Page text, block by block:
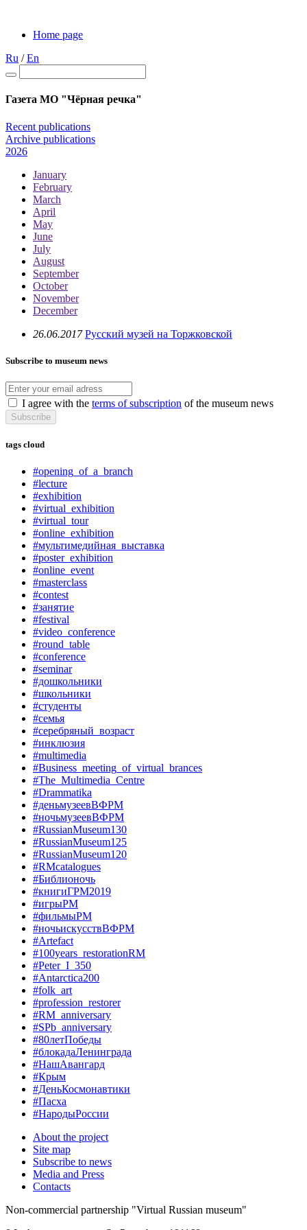
Home page
Ru /En
Газета МО "Чёрная речка"
Recent publications
Archive publications
2026
January
February
March
April
May
June
July
August
September
October
November
December
26.06.2017Русский музей на Торжковской
Subscribe to museum news
I agree with the terms of subscription of the museum news
Subscribe
tags cloud
#opening_of_a_branch
#lecture
#exhibition
#virtual_exhibition
#virtual_tour
#online_exhibition
#мультимедийная_выставка
#poster_exhibition
#online_event
#masterclass
#contest
#занятие
#festival
#video_conference
#round_table
#conference
#seminar
#дошкольники
#школьники
#студенты
#семья
#серебряный_возраст
#инклюзия
#multimedia
#Business_meeting_of_virtual_brances
#The_Multimedia_Centre
#Drammatika
#деньмузеевВФРМ
#ночьмузеевВФРМ
#RussianMuseum130
#RussianMuseum125
#RussianMuseum120
#RMcatalogues
#Библионочь
#книгиГРМ2019
#игрыРМ
#фильмыРМ
#ночьискусствВФРМ
#Artefact
#100years_restorationRM
#Peter_I_350
#Antarctica200
#folk_art
#profession_restorer
#RM_anniversary
#SPb_anniversary
#80летПобеды
#блокадаЛенинграда
#НашАвангард
#Крым
#ДеньКосмонавтики
#Пасха
#НародыРоссии
About the project
Site map
Subscribe to news
Media and Press
Contacts
Non-commercial partnership "Virtual Russian museum"